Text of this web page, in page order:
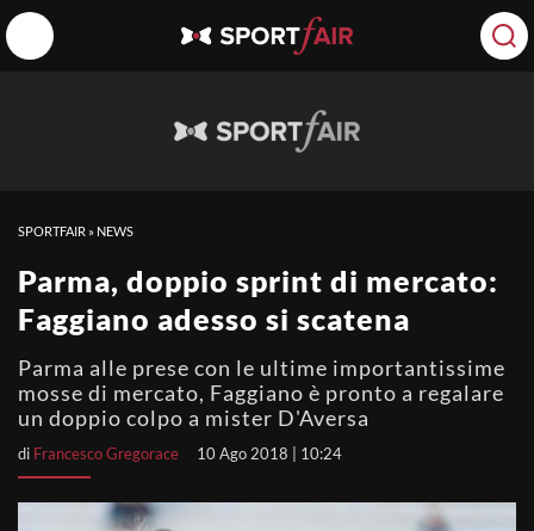
SPORTFAIR » NEWS
Parma, doppio sprint di mercato:
Faggiano adesso si scatena
Parma alle prese con le ultime importantissime
mosse di mercato, Faggiano è pronto a regalare
un doppio colpo a mister D'Aversa
di Francesco Gregorace 10 Ago 2018 | 10:24